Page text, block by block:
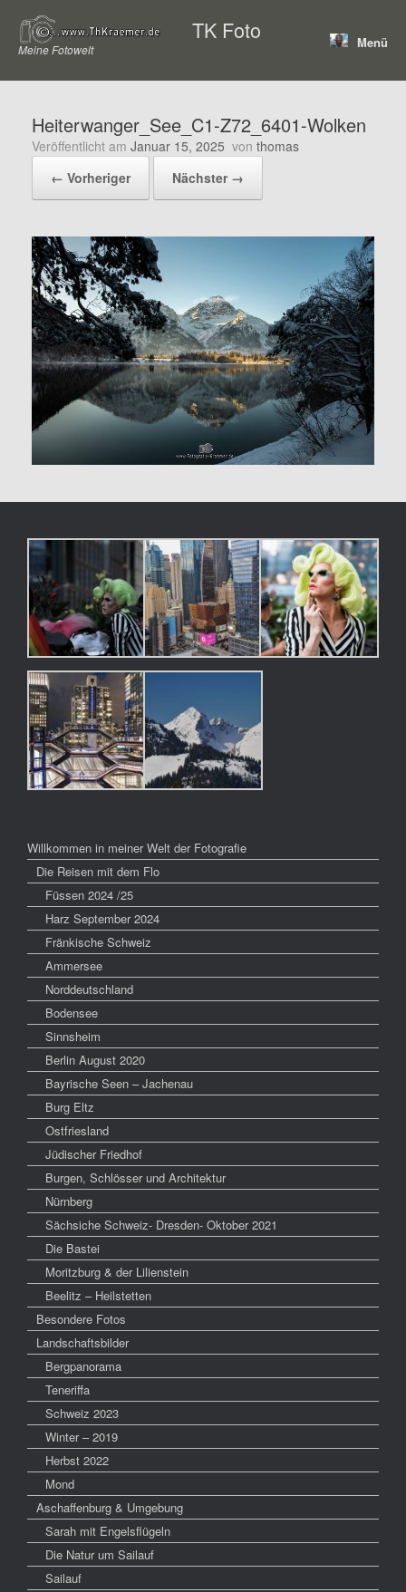
Inhalt
springen
TK Foto
Meine Fotowelt Menü
Heiterwanger_See_C1-Z72_6401-Wolken
Veröffentlicht am Januar 15, 2025 von thomas
← Vorheriger
Nächster →
Willkommen in meiner Welt der Fotografie
Die Reisen mit dem Flo
Füssen 2024 /25
Harz September 2024
Fränkische Schweiz
Ammersee
Norddeutschland
Bodensee
Sinnsheim
Berlin August 2020
Bayrische Seen – Jachenau
Burg Eltz
Ostfriesland
Jüdischer Friedhof
Burgen, Schlösser und Architektur
Nürnberg
Sächsiche Schweiz- Dresden- Oktober 2021
Die Bastei
Moritzburg & der Lilienstein
Beelitz – Heilstetten
Besondere Fotos
Landschaftsbilder
Bergpanorama
Teneriffa
Schweiz 2023
Winter – 2019
Herbst 2022
Mond
Aschaffenburg & Umgebung
Sarah mit Engelsflügeln
Die Natur um Sailauf
Sailauf